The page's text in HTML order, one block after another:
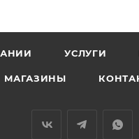
подъездных путей
УСЛУГИ
МАГАЗИНЫ